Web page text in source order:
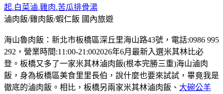
起.白菜滷.雞肉.苦瓜排骨湯
滷肉飯/雞肉飯/蝦仁飯 國內旅遊
海山魯肉飯：新北市板橋區深丘里海山路43號，電話:0986 995
292，營業時間:11:00-21:002026年6月最新入選米其林比必
登。板橋又多了一家米其林滷肉飯(根本完勝三重)海山滷肉
飯，身為板橋區美食里里長伯，說什麼也要來試試，畢竟我是
徹底的滷肉飯。相比，板橋另兩家米其林滷肉飯、 大碗公羊